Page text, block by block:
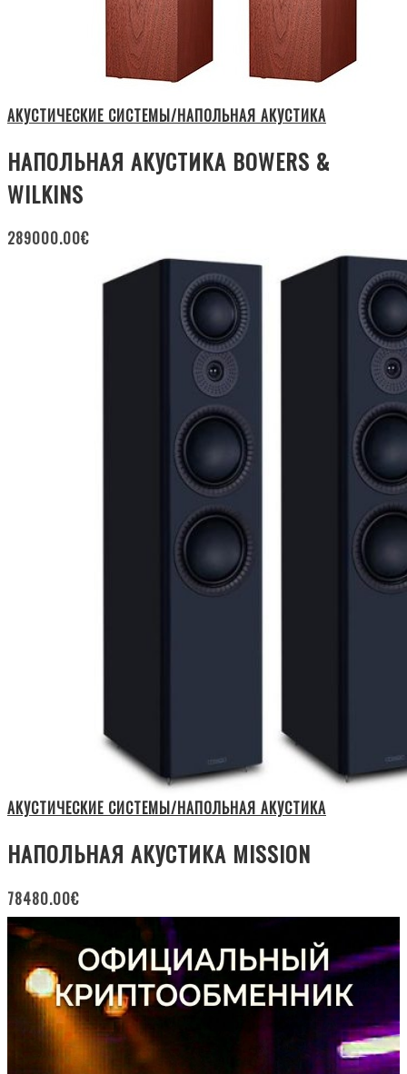
АКУСТИЧЕСКИЕ СИСТЕМЫ/НАПОЛЬНАЯ АКУСТИКА
НАПОЛЬНАЯ АКУСТИКА BOWERS &
WILKINS
289000.00€
АКУСТИЧЕСКИЕ СИСТЕМЫ/НАПОЛЬНАЯ АКУСТИКА
НАПОЛЬНАЯ АКУСТИКА MISSION
78480.00€